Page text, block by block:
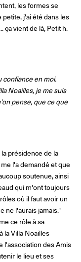
les formes se
j'ai été dans les
ça vient de là, Petit h.
confiance en moi.
Noailles, je me suis
pense, que ce que
présidence de la
l'a demandé et que
soutenue, ainsi
qui m'ont toujours
où il faut avoir un
ne l'aurais jamais."
ce rôle à sa
la Villa Noailles
l'association des Amis
le lieu et ses